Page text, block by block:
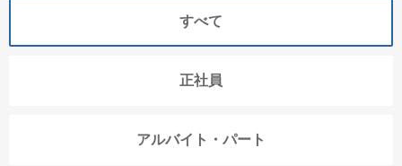
すべて
正社員
アルバイト・パート